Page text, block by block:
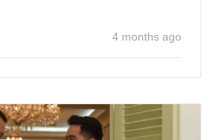
4 months ago